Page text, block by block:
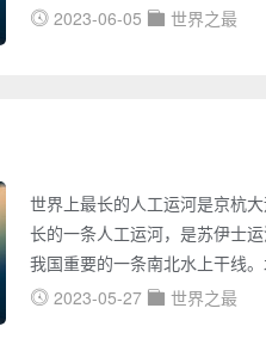
洛伊德，尽管苏尔是一个身材
2023-06-05 世界之最
世界上最长的人工运河是京杭
长的一条人工运河，是苏伊士
我国重要的一条南北水上干线
北、山东、江苏、浙江六省市
2023-05-27 世界之最